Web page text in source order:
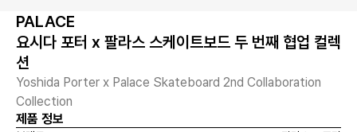
PALACE
요시다 포터 x 팔라스 스케이트보드 두 번째 협업 컬렉
션
Yoshida Porter x Palace Skateboard 2nd Collaboration
Collection
제품 정보